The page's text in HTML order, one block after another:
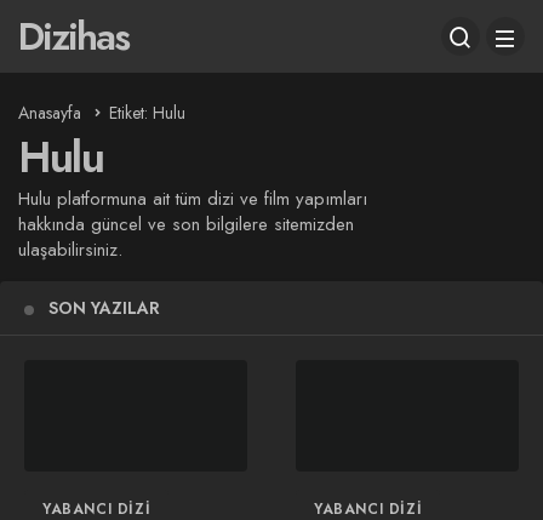
Dizihas
Anasayfa Etiket: Hulu
Hulu
Hulu platformuna ait tüm dizi ve film yapımları
hakkında güncel ve son bilgilere sitemizden
ulaşabilirsiniz.
SON YAZILAR
YABANCI DIZI YABANCI DIZI